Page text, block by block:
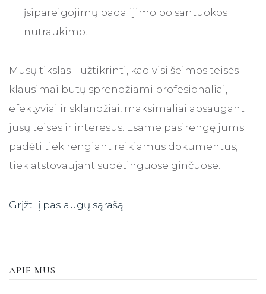
įsipareigojimų padalijimo po santuokos
nutraukimo.
Mūsų tikslas – užtikrinti, kad visi šeimos teisės
klausimai būtų sprendžiami profesionaliai,
efektyviai ir sklandžiai, maksimaliai apsaugant
jūsų teises ir interesus. Esame pasirengę jums
padėti tiek rengiant reikiamus dokumentus,
tiek atstovaujant sudėtinguose ginčuose.
Grįžti į paslaugų sąrašą
APIE MUS